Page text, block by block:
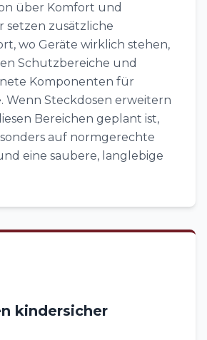
über Komfort und
setzen zusätzliche
wo Geräte wirklich stehen,
Schutzbereiche und
Komponenten für
Wenn Steckdosen erweitern
Bereichen geplant ist,
auf normgerechte
eine saubere, langlebige
kindersicher